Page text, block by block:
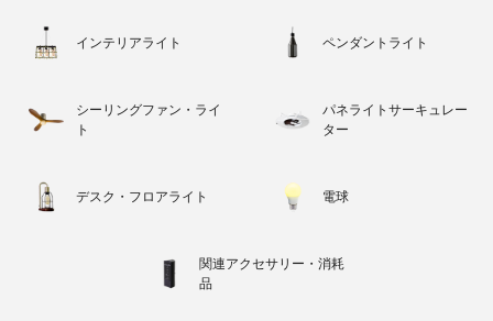
インテリアライト ペンダントライト
シーリングファン・ライ
ト
パネライトサーキュレー
ター
デスク・フロアライト 電球
関連アクセサリー・消耗
品